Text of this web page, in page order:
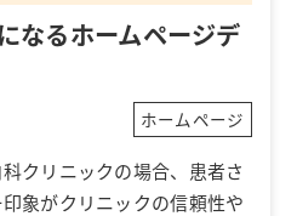
なるホームページデ
ホームページ
クリニックの場合、患者さ
象がクリニックの信頼性や